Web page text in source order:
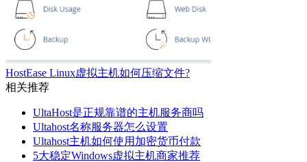
HostEase Linux虚拟主机如何压缩文件?
相关推荐
UltaHost是正规靠谱的主机服务商吗
Ultahost名称服务器怎么设置
Ultahost主机如何使用加密货币付款
5大稳定Windows虚拟主机商家推荐